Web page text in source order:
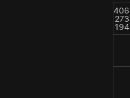
406
273
194